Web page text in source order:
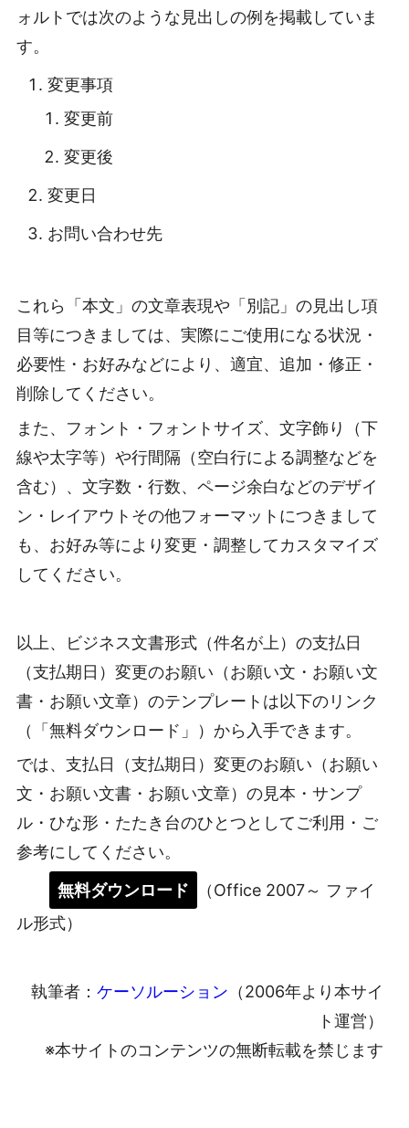
ォルトでは次のような見出しの例を掲載していま
す。
変更事項
変更前
変更後
変更日
お問い合わせ先
これら「本文」の文章表現や「別記」の見出し項
目等につきましては、実際にご使用になる状況・
必要性・お好みなどにより、適宜、追加・修正・
削除してください。
また、フォント・フォントサイズ、文字飾り（下
線や太字等）や行間隔（空白行による調整などを
含む）、文字数・行数、ページ余白などのデザイ
ン・レイアウトその他フォーマットにつきまして
も、お好み等により変更・調整してカスタマイズ
してください。
以上、ビジネス文書形式（件名が上）の支払日
（支払期日）変更のお願い（お願い文・お願い文
書・お願い文章）のテンプレートは以下のリンク
（「無料ダウンロード」）から入手できます。
では、支払日（支払期日）変更のお願い（お願い
文・お願い文書・お願い文章）の見本・サンプ
ル・ひな形・たたき台のひとつとしてご利用・ご
参考にしてください。
無料ダウンロード
（Office 2007～ ファイ
ル形式）
執筆者： ケーソルーション （2006年より本サイ
ト運営）
※本サイトのコンテンツの無断転載を禁じます